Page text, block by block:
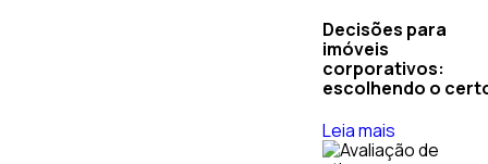
Decisões para
imóveis
corporativos:
escolhendo o
Leia mais